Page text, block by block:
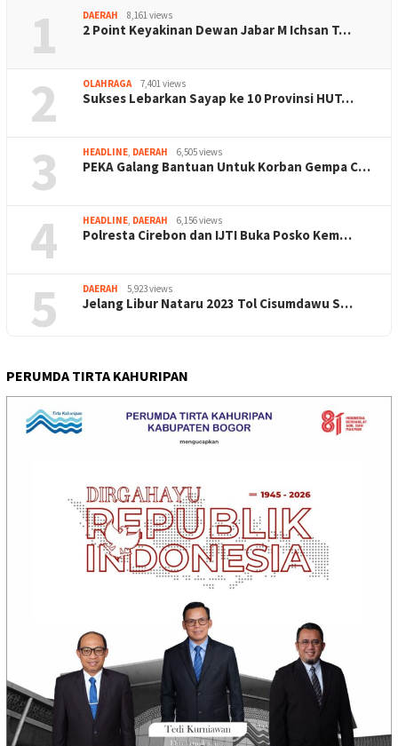
1 DAERAH 8,161 views
2 Point Keyakinan Dewan Jabar M Ichsan T…
2 OLAHRAGA 7,401 views
Sukses Lebarkan Sayap ke 10 Provinsi HUT…
3 HEADLINE, DAERAH 6,505 views
PEKA Galang Bantuan Untuk Korban Gempa C…
4 HEADLINE, DAERAH 6,156 views
Polresta Cirebon dan IJTI Buka Posko Kem…
5 DAERAH 5,923 views
Jelang Libur Nataru 2023 Tol Cisumdawu S…
PERUMDA TIRTA KAHURIPAN